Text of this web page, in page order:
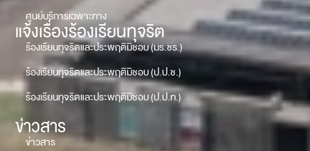
ศูนย์บริการเฉพาะทาง
แจ้งเรื่องร้องเรียนทุจริต
ร้องเรียนทุจริตและประพฤติมิชอบ (มร.ชร.)
ร้องเรียนทุจริตและประพฤติมิชอบ (ป.ป.ช.)
ร้องเรียนทุจริตและประพฤติมิชอบ (ป.ป.ท.)
ข่าวสาร
ข่าวสาร